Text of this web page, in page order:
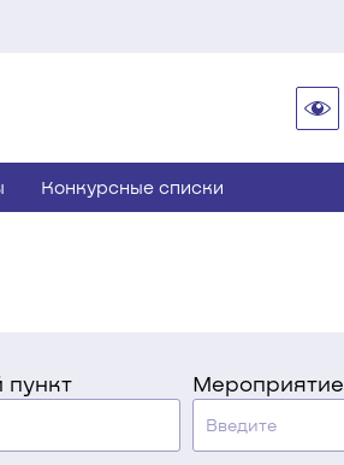
Конкурсные списки
Мероприятие